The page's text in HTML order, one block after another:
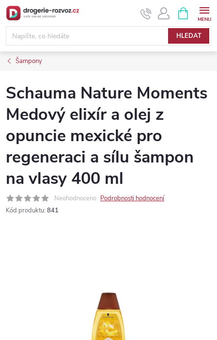
Přejít
na
obsah
HLEDAT
NÁKUPNÍ
KOŠÍK
Šampony
Schauma Nature Moments
Medový elixír a olej z
opuncie mexické pro
regeneraci a sílu šampon
na vlasy 400 ml
Neohodnoceno Podrobnosti hodnocení
Kód produktu: 841